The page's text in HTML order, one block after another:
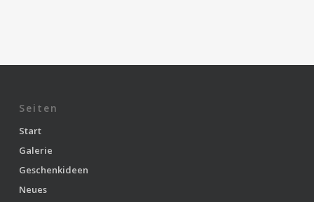
Seiten
Start
Galerie
Geschenkideen
Neues